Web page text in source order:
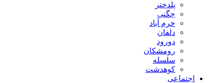
پلدختر
چگنی
خرم آباد
دلفان
دورود
رومشکان
سلسله
کوهدشت
اجتماعی